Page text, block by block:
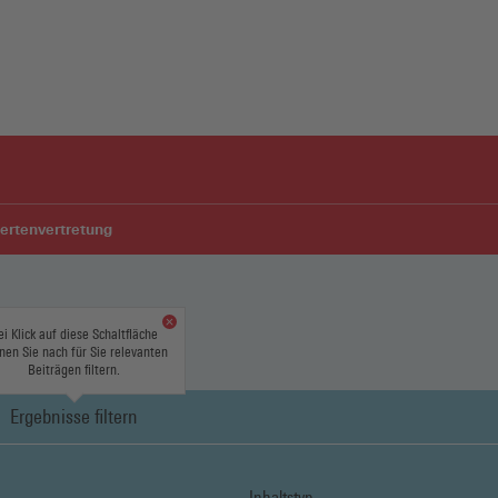
Ergebnisse filtern
Klick auf diese Schaltfläche
Sie nach für Sie relevanten
Beiträgen filtern.